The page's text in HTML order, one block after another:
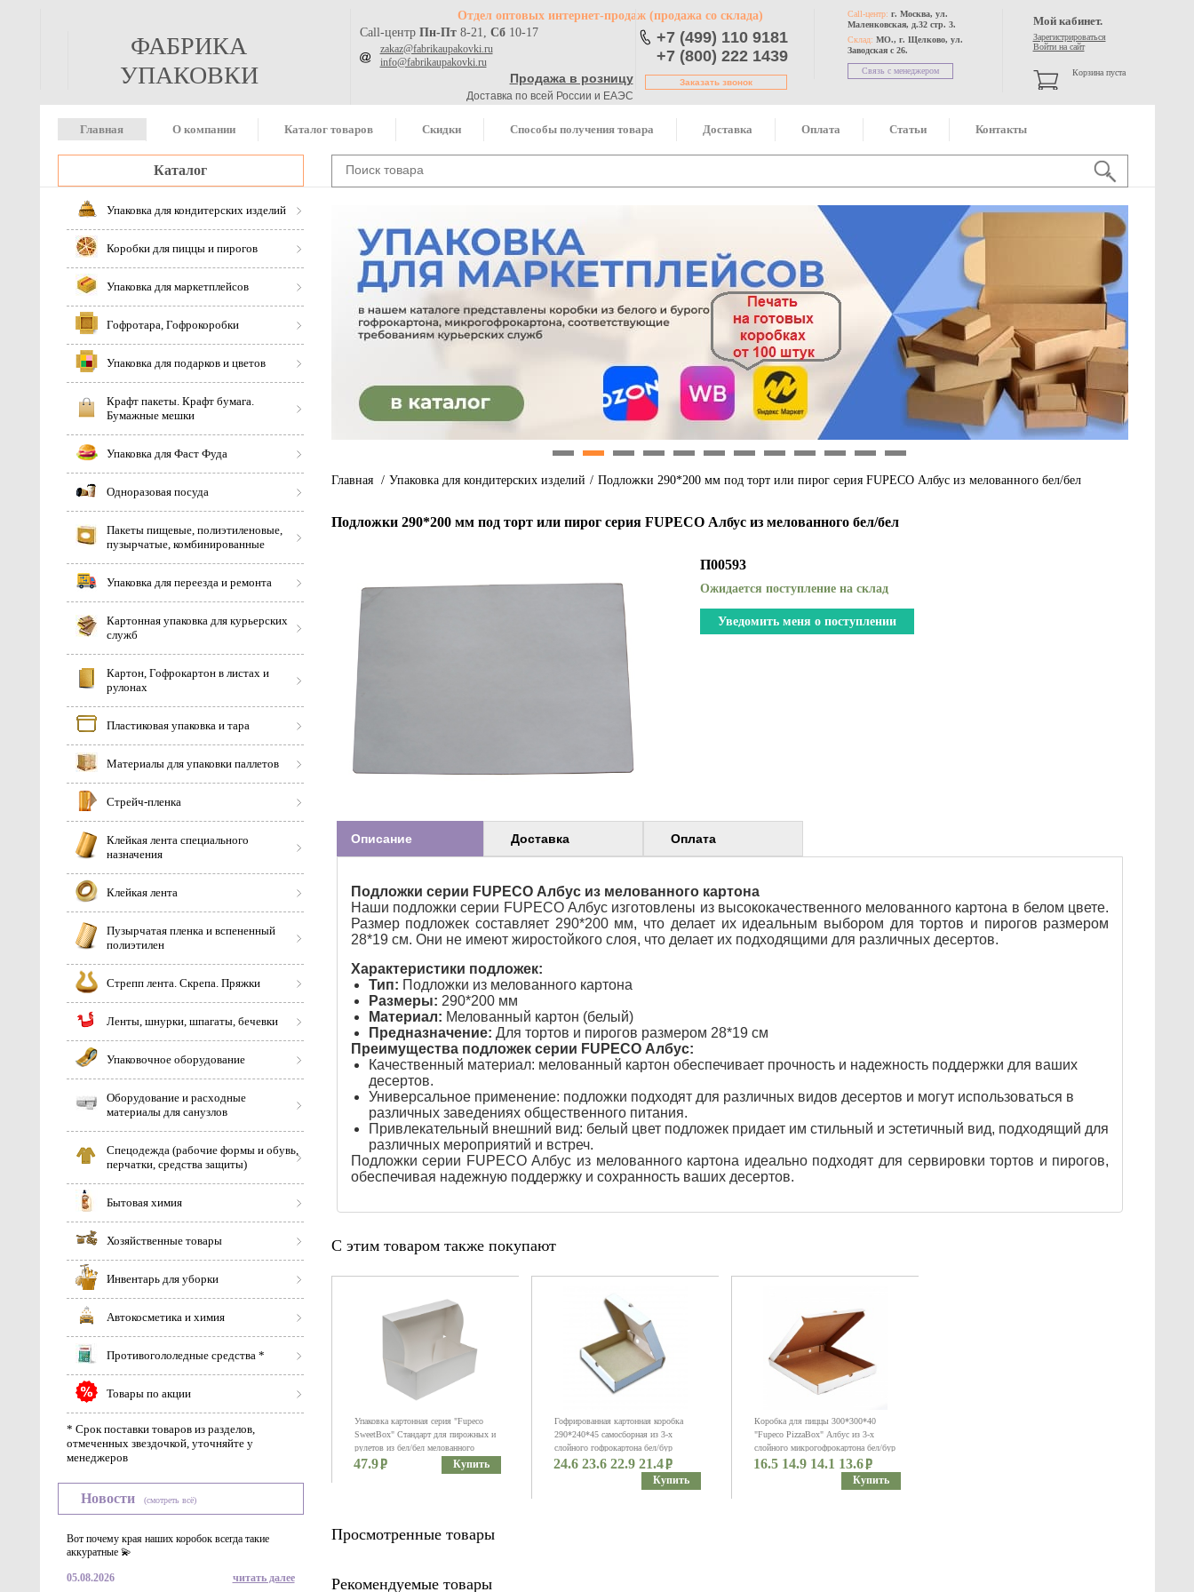
ФАБРИКА
УПАКОВКИ
Отдел оптовых интернет-продаж(продажа со склада)
Call-центр Пн-Пт8-21, Сб10-17
zakaz@fabrikaupakovki.ru
info@fabrikaupakovki.ru
Продажа в розницу
Доставка по всей России и ЕАЭС
+7 (499) 110 9181
+7 (800) 222 1439
Заказать звонок
Call-центр: г. Москва, ул.
Маленковская, д.32 стр. 3.
Склад: МО., г. Щелково, ул.
Заводская с 26.
Связь с менеджером
Мой кабинет.
Зарегистрироваться
Войти на сайт
Корзина пуста
Главная О компании Каталог товаров Скидки Способы получения товара Доставка Оплата Статьи Контакты
Каталог
Упаковка для кондитерских изделий
Коробки для пиццы и пирогов
Упаковка для маркетплейсов
Гофротара, Гофрокоробки
Упаковка для подарков и цветов
Крафт пакеты. Крафт бумага.
Бумажные мешки
Упаковка для Фаст Фуда
Одноразовая посуда
Пакеты пищевые, полиэтиленовые,
пузырчатые, комбинированные
Упаковка для переезда и ремонта
Картонная упаковка для курьерских
служб
Картон, Гофрокартон в листах и
рулонах
Пластиковая упаковка и тара
Материалы для упаковки паллетов
Стрейч-пленка
Клейкая лента специального
назначения
Клейкая лента
Пузырчатая пленка и вспененный
полиэтилен
Стрепп лента. Скрепа. Пряжки
Ленты, шнурки, шпагаты, бечевки
Упаковочное оборудование
Оборудование и расходные
материалы для санузлов
Спецодежда (рабочие формы и обувь,
перчатки, средства защиты)
Бытовая химия
Хозяйственные товары
Инвентарь для уборки
Автокосметика и химия
Противогололедные средства *
Товары по акции
* Срок поставки товаров из разделов,
отмеченных звездочкой, уточняйте у
менеджеров
Новости (смотреть всё)
Вот почему края наших коробок всегда такие
аккуратные 💫
05.08.2026
читать далее
Главная / Упаковка для кондитерских изделий / Подложки 290*200 мм под торт или пирог серия FUPECO Албус из мелованного бел/бел
Подложки 290*200 мм под торт или пирог серия FUPECO Албус из мелованного бел/бел
П00593
Ожидается поступление на склад
Уведомить меня о поступлении
Описание Доставка Оплата
Подложки серии FUPECO Албус из мелованного картона
Наши подложки серии FUPECO Албус изготовлены из высококачественного мелованного картона в белом цвете.
Размер подложек составляет 290*200 мм, что делает их идеальным выбором для тортов и пирогов размером
28*19 см. Они не имеют жиростойкого слоя, что делает их подходящими для различных десертов.
Характеристики подложек:
Тип: Подложки из мелованного картона
Размеры: 290*200 мм
Материал: Мелованный картон (белый)
Предназначение: Для тортов и пирогов размером 28*19 см
Преимущества подложек серии FUPECO Албус:
Качественный материал: мелованный картон обеспечивает прочность и надежность поддержки для ваших
десертов.
Универсальное применение: подложки подходят для различных видов десертов и могут использоваться в
различных заведениях общественного питания.
Привлекательный внешний вид: белый цвет подложек придает им стильный и эстетичный вид, подходящий для
различных мероприятий и встреч.
Подложки серии FUPECO Албус из мелованного картона идеально подходят для сервировки тортов и пирогов,
обеспечивая надежную поддержку и сохранность ваших десертов.
С этим товаром также покупают
Упаковка картонная серия "Fupeco
SweetBox" Стандарт для пирожных и
рулетов из бел/бел мелованного
картона. Размер 330*160*110 мм.
47.9 Купить
Гофрированная картонная коробка
290*240*45 самосборная из 3-х
слойного гофрокартона бел/бур
24.6 23.6 22.9 21.4
Купить
Коробка для пиццы 300*300*40
"Fupeco PizzaBox" Албус из 3-х
слойного микрогофрокартона бел/бур
16.5 14.9 14.1 13.6
Купить
Просмотренные товары
Рекомендуемые товары